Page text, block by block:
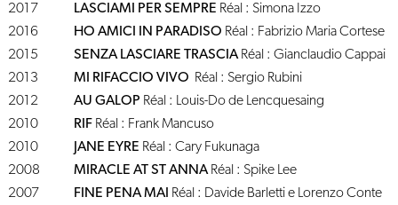
2017
LASCIAMI PER SEMPRE Réal : Simona Izzo
2016
HO AMICI IN PARADISO Réal : Fabrizio Maria Cortese
2015
SENZA LASCIARE TRASCIARéal : Gianclaudio Cappai
2013
MI RIFACCIO VIVO Réal : Sergio Rubini
2012
AU GALOP Réal : Louis-Do de Lencquesaing
2010
RIFRéal : Frank Mancuso
2010
JANE EYRE Réal : Cary Fukunaga
2008
MIRACLE AT ST ANNARéal : Spike Lee
2007
FINE PENA MAI Réal : Davide Barletti e Lorenzo Conte